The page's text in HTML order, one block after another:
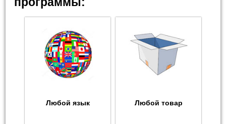
Любой язык Любой товар